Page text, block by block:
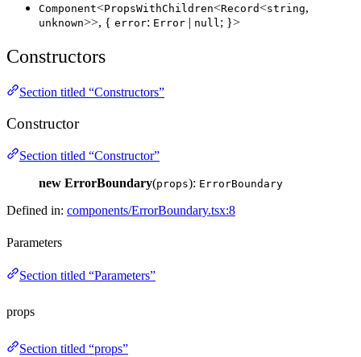
Component<PropsWithChildren<Record<string,
unknown>>, { error: Error | null; }>
Constructors
Section titled “Constructors”
Constructor
Section titled “Constructor”
new ErrorBoundary(props): ErrorBoundary
Defined in: components/ErrorBoundary.tsx:8
Parameters
Section titled “Parameters”
props
Section titled “props”